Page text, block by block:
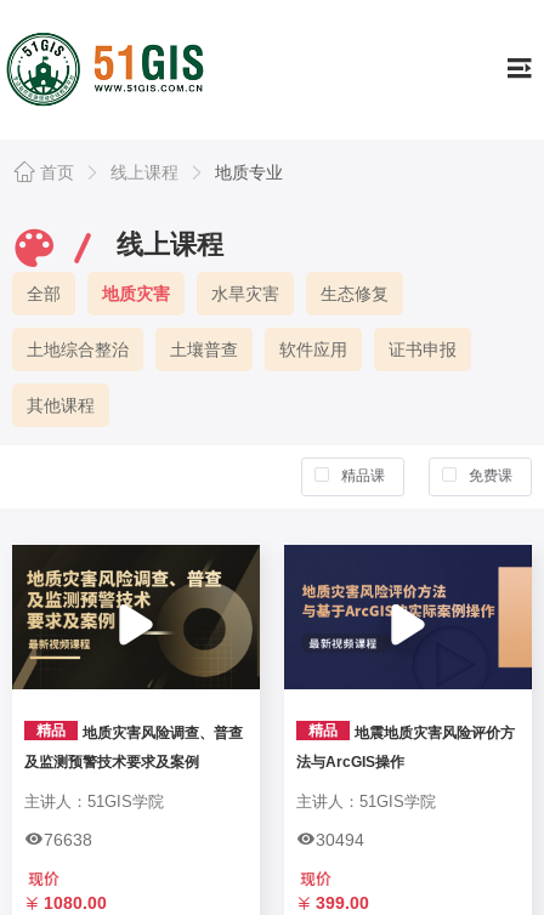
工具 Tools
证书专栏
行业资讯 Information
公司简介 About
Usercenter
首页 线上课程 地质专业
线上课程
全部 地质灾害 水旱灾害 生态修复
土地综合整治 土壤普查 软件应用 证书申报
其他课程
精品课 免费课
精品
地质灾害风险调查、普查
及监测预警技术要求及案例
主讲人：51GIS学院
76638
1080.00
精品
地震地质灾害风险评价方
法与ArcGIS操作
主讲人：51GIS学院
30494
399.00